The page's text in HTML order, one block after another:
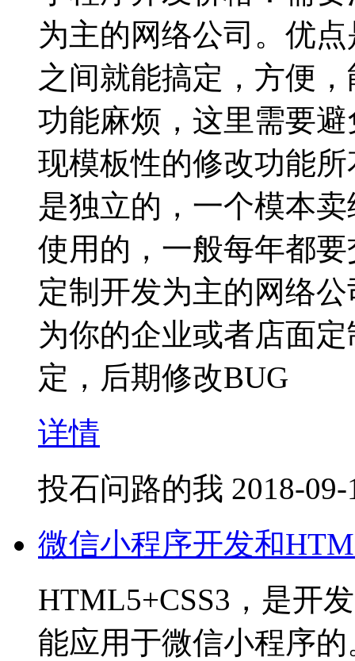
为主的网络公司。优
之间就能搞定，方便
功能麻烦，这里需要
现模板性的修改功能
是独立的，一个模本
使用的，一般每年都
定制开发为主的网络
为你的企业或者店面
定，后期修改BUG
详情
投石问路的我 2018-
微信小程序开发和
HTML5+CSS3，是开
能应用于微信小程序